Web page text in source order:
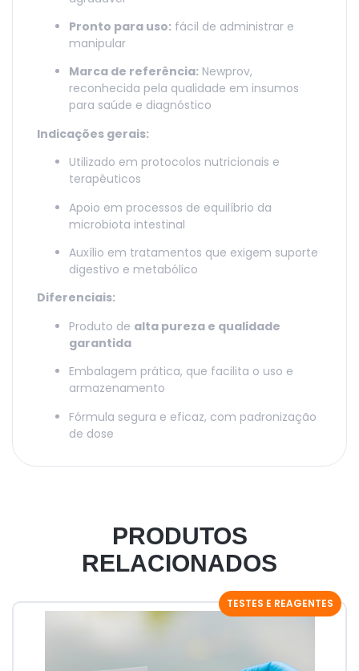
Pronto para uso: fácil de administrar e
manipular
Marca de referência: Newprov,
reconhecida pela qualidade em insumos
para saúde e diagnóstico
Indicações gerais:
Utilizado em protocolos nutricionais e
terapêuticos
Apoio em processos de equilíbrio da
microbiota intestinal
Auxílio em tratamentos que exigem suporte
digestivo e metabólico
Diferenciais:
Produto de alta pureza e qualidade
garantida
Embalagem prática, que facilita o uso e
armazenamento
Fórmula segura e eficaz, com padronização
de dose
PRODUTOS
RELACIONADOS
TESTES E REAGENTES